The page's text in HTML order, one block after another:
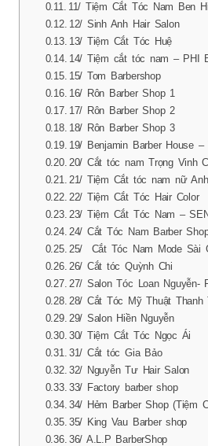
11/ Tiệm Cắt Tóc Nam Ben
12/ Sinh Anh Hair Salon
13/ Tiệm Cắt Tóc Huệ
14/ Tiệm cắt tóc nam – PHI
15/ Tom Barbershop
16/ Rôn Barber Shop 1
17/ Rôn Barber Shop 2
18/ Rôn Barber Shop 3
19/ Benjamin Barber House
20/ Cắt tóc nam Trọng Vinh
21/ Tiệm Cắt tóc nam nữ
22/ Tiệm Cắt Tóc Hair Color
23/ Tiệm Cắt Tóc Nam –
24/ Cắt Tóc Nam Barber
25/ Cắt Tóc Nam Mode Sài
26/ Cắt tóc Quỳnh Chi
27/ Salon Tóc Loan Nguyễn-
28/ Cắt Tóc Mỹ Thuật Thanh
29/ Salon Hiền Nguyễn
30/ Tiệm Cắt Tóc Ngọc Ái
31/ Cắt tóc Gia Bảo
32/ Nguyễn Tư Hair Salon
33/ Factory barber shop
34/ Hẻm Barber Shop (Tiệm
35/ King Vau Barber shop
36/ A.L.P BarberShop